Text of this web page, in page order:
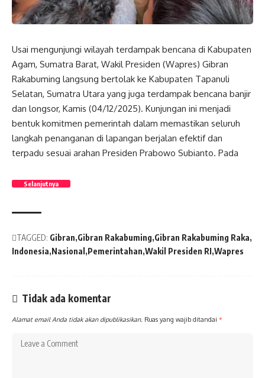
Usai mengunjungi wilayah terdampak bencana di Kabupaten
Agam, Sumatra Barat, Wakil Presiden (Wapres) Gibran
Rakabuming langsung bertolak ke Kabupaten Tapanuli
Selatan, Sumatra Utara yang juga terdampak bencana banjir
dan longsor, Kamis (04/12/2025). Kunjungan ini menjadi
bentuk komitmen pemerintah dalam memastikan seluruh
langkah penanganan di lapangan berjalan efektif dan
terpadu sesuai arahan Presiden Prabowo Subianto. Pada
Selanjutnya
TAGGED: Gibran Gibran Rakabuming Gibran Rakabuming Raka
Indonesia Nasional Pemerintahan Wakil Presiden RI Wapres
Tidak ada komentar
Alamat email Anda tidak akan dipublikasikan. Ruas yang wajib ditandai *